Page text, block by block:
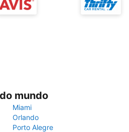
mundo
Miami
Orlando
Porto Alegre